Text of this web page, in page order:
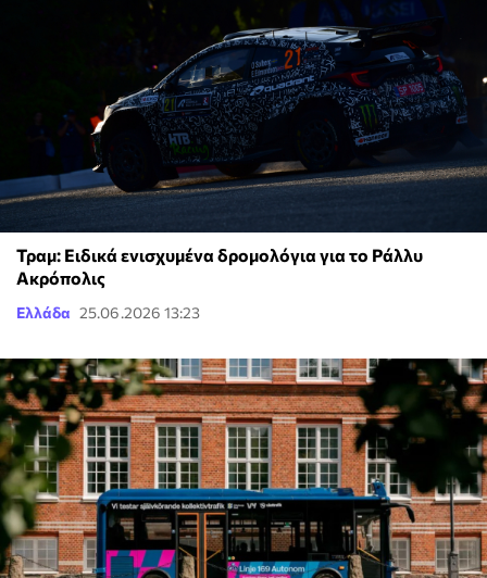
Τραμ: Ειδικά ενισχυμένα δρομολόγια για το Ράλλυ
Ακρόπολις
Ελλάδα 25.06.2026 13:23